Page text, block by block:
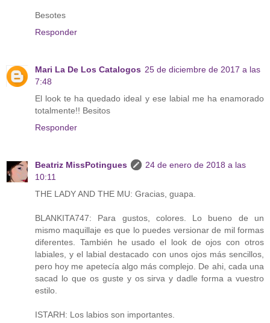
Besotes
Responder
Mari La De Los Catalogos 25 de diciembre de 2017 a las
7:48
El look te ha quedado ideal y ese labial me ha enamorado
totalmente!! Besitos
Responder
Beatriz MissPotingues
24 de enero de 2018 a las
10:11
THE LADY AND THE MU: Gracias, guapa.
BLANKITA747: Para gustos, colores. Lo bueno de un
mismo maquillaje es que lo puedes versionar de mil formas
diferentes. También he usado el look de ojos con otros
labiales, y el labial destacado con unos ojos más sencillos,
pero hoy me apetecía algo más complejo. De ahi, cada una
sacad lo que os guste y os sirva y dadle forma a vuestro
estilo.
ISTARH: Los labios son importantes.